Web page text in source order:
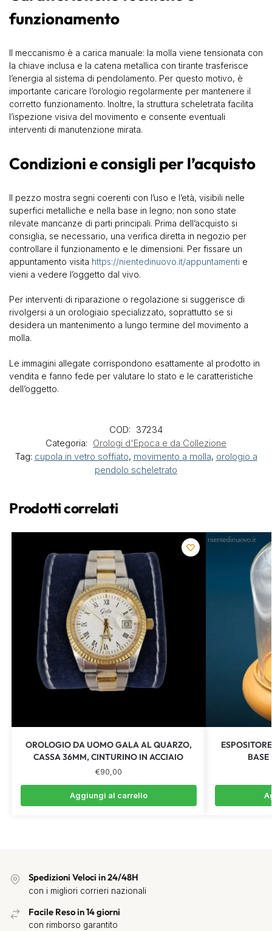
funzionamento
Il meccanismo è a carica manuale: la molla viene tensionata con
la chiave inclusa e la catena metallica con tirante trasferisce
l’energia al sistema di pendolamento. Per questo motivo, è
importante caricare l’orologio regolarmente per mantenere il
corretto funzionamento. Inoltre, la struttura scheletrata facilita
l’ispezione visiva del movimento e consente eventuali
interventi di manutenzione mirata.
Condizioni e consigli per l’acquisto
Il pezzo mostra segni coerenti con l’uso e l’età, visibili nelle
superfici metalliche e nella base in legno; non sono state
rilevate mancanze di parti principali. Prima dell’acquisto si
consiglia, se necessario, una verifica diretta in negozio per
controllare il funzionamento e le dimensioni. Per fissare un
appuntamento visita https://nientedinuovo.it/appuntamenti e
vieni a vedere l’oggetto dal vivo.
Per interventi di riparazione o regolazione si suggerisce di
rivolgersi a un orologiaio specializzato, soprattutto se si
desidera un mantenimento a lungo termine del movimento a
molla.
Le immagini allegate corrispondono esattamente al prodotto in
vendita e fanno fede per valutare lo stato e le caratteristiche
dell’oggetto.
COD: 37234
Categoria: Orologi d'Epoca e da Collezione
Tag: cupola in vetro soffiato, movimento a molla, orologio a
pendolo scheletrato
Prodotti correlati
OROLOGIO DA UOMO GALA AL QUARZO,
CASSA 36MM, CINTURINO IN ACCIAIO
€90,00
Aggiungi al carrello
BASE
Spedizioni Veloci in 24/48H
con i migliori corrieri nazionali
Facile Reso in 14 giorni
con rimborso garantito